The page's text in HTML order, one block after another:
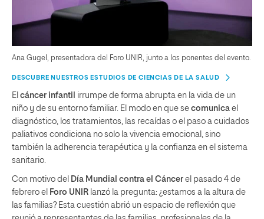
Ana Gugel, presentadora del Foro UNIR, junto a los ponentes del evento.
DESCUBRE NUESTROS ESTUDIOS DE CIENCIAS DE LA SALUD
El cáncer infantil
irrumpe de forma abrupta en la vida de un
niño y de su entorno familiar. El modo en que se comunica el
diagnóstico, los tratamientos, las recaídas o el paso a cuidados
paliativos condiciona no solo la vivencia emocional, sino
también la adherencia terapéutica y la confianza en el sistema
sanitario.
Con motivo del Día Mundial contra el Cáncer el pasado 4 de
febrero el Foro UNIR lanzó la pregunta: ¿estamos a la altura de
las familias? Esta cuestión abrió un espacio de reflexión que